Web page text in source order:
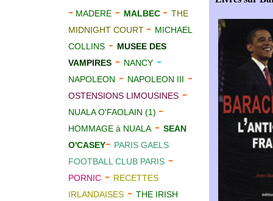
- MADERE - MALBEC - THE
MIDNIGHT COURT - MICHAEL
COLLINS - MUSEE DES
VAMPIRES - NANCY -
NAPOLEON - NAPOLEON III -
OSTENSIONS LIMOUSINES -
NUALA O'FAOLAIN (1) -
HOMMAGE à NUALA - SEAN
O'CASEY- PARIS GAELS
FOOTBALL CLUB PARIS -
PORNIC - RECETTES
IRLANDAISES - THE IRISH